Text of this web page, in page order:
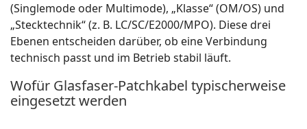
(Singlemode oder Multimode), „Klasse“ (OM/OS) und
„Stecktechnik“ (z. B. LC/SC/E2000/MPO). Diese drei
Ebenen entscheiden darüber, ob eine Verbindung
technisch passt und im Betrieb stabil läuft.
Wofür Glasfaser-Patchkabel typischerweise
eingesetzt werden